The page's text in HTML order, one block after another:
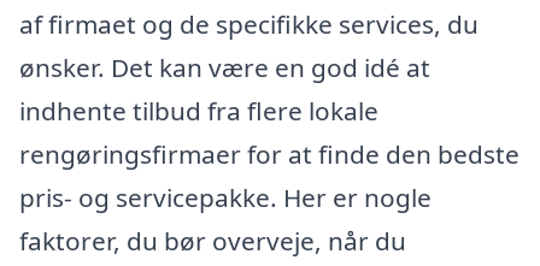
af firmaet og de specifikke services, du
ønsker. Det kan være en god idé at
indhente tilbud fra flere lokale
rengøringsfirmaer for at finde den bedste
pris- og servicepakke. Her er nogle
faktorer, du bør overveje, når du